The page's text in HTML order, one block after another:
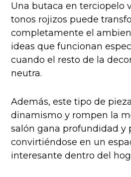
Una butaca en terciopelo
tonos rojizos puede
completamente el
ideas que funcionan
cuando el resto de la
neutra.
Además, este tipo de
dinamismo y rompen la
salón gana profundidad y
convirtiéndose en un
interesante dentro del